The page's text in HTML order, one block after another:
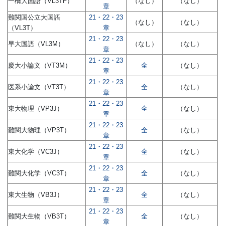
章
難関国公立大国語
（VL3T）
21・22・23
章
（なし） （なし）
早大国語（VL3M）
21・22・23
章
（なし） （なし）
慶大小論文（VT3M）
21・22・23
章
全 （なし）
医系小論文（VT3T）
21・22・23
章
全 （なし）
東大物理（VP3J）
21・22・23
章
全 （なし）
難関大物理（VP3T）
21・22・23
章
全 （なし）
東大化学（VC3J）
21・22・23
章
全 （なし）
難関大化学（VC3T）
21・22・23
章
全 （なし）
東大生物（VB3J）
21・22・23
章
全 （なし）
難関大生物（VB3T）
21・22・23
章
全 （なし）